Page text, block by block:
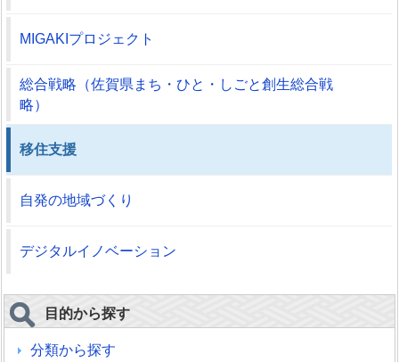
MIGAKIプロジェクト
総合戦略（佐賀県まち・ひと・しごと創生総合戦
略）
移住支援
自発の地域づくり
デジタルイノベーション
目的から探す
分類から探す